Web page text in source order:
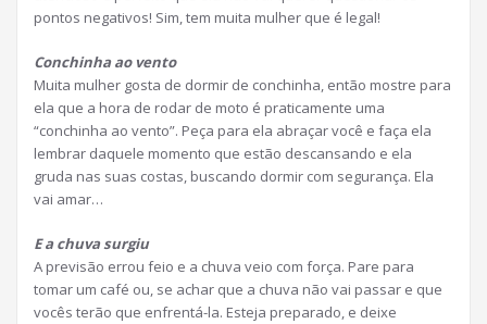
pontos negativos! Sim, tem muita mulher que é legal!
Conchinha ao vento
Muita mulher gosta de dormir de conchinha, então mostre para
ela que a hora de rodar de moto é praticamente uma
“conchinha ao vento”. Peça para ela abraçar você e faça ela
lembrar daquele momento que estão descansando e ela
gruda nas suas costas, buscando dormir com segurança. Ela
vai amar…
E a chuva surgiu
A previsão errou feio e a chuva veio com força. Pare para
tomar um café ou, se achar que a chuva não vai passar e que
vocês terão que enfrentá-la. Esteja preparado, e deixe